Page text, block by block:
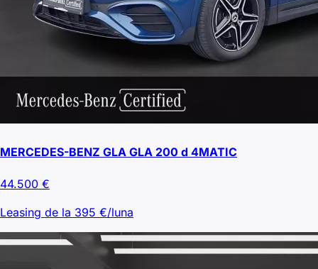
MERCEDES-BENZ GLA GLA 200 d 4MATIC
44.500 €
Leasing de la 395 €/luna